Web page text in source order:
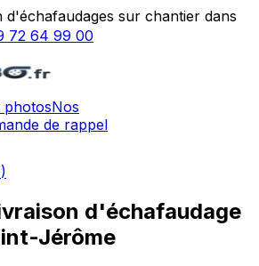
d'échafaudages sur chantier dans
72 64 99 00
photosNos
de rappel
)
d'échafaudage
Jérôme